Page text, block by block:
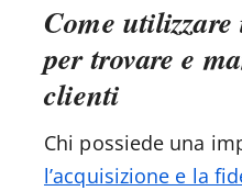
Come
per trovare e
clienti
Chi possiede una
l’acquisizione e la